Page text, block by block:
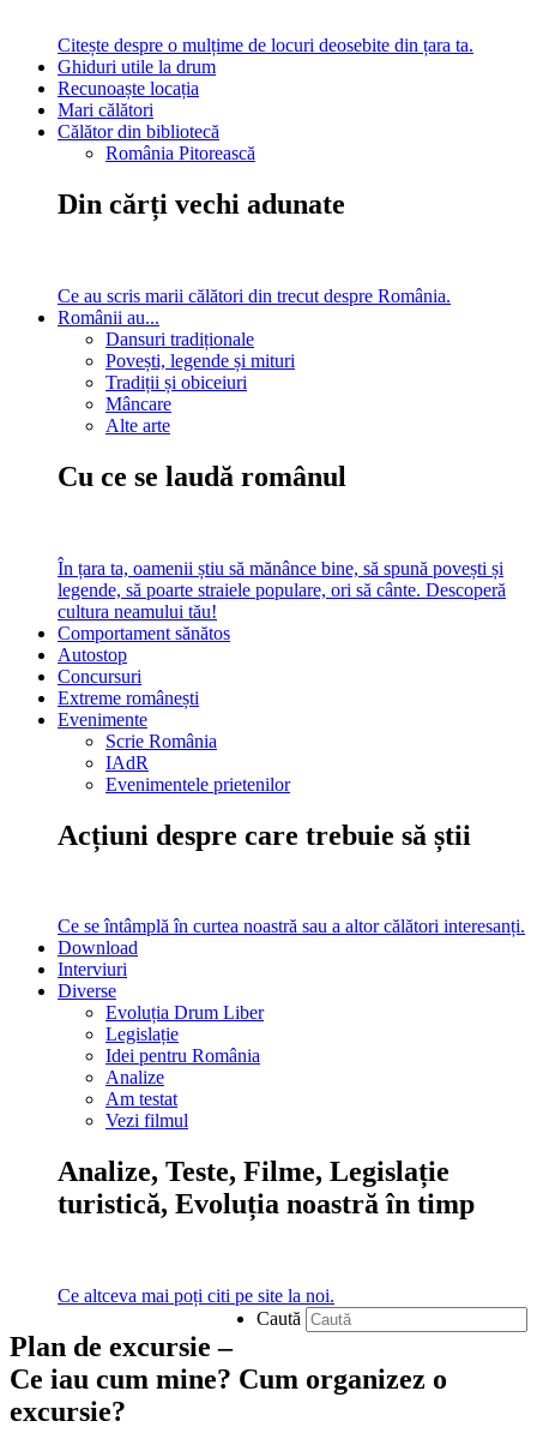
Citește despre o mulțime de locuri deosebite din țara ta.
Ghiduri utile la drum
Recunoaște locația
Mari călători
Călător din bibliotecă
România Pitorească
Din cărți vechi adunate
Ce au scris marii călători din trecut despre România.
Românii au...
Dansuri tradiționale
Povești, legende și mituri
Tradiții și obiceiuri
Mâncare
Alte arte
Cu ce se laudă românul
În țara ta, oamenii știu să mănânce bine, să spună povești și
legende, să poarte straiele populare, ori să cânte. Descoperă
cultura neamului tău!
Comportament sănătos
Autostop
Concursuri
Extreme românești
Evenimente
Scrie România
IAdR
Evenimentele prietenilor
Acțiuni despre care trebuie să știi
Ce se întâmplă în curtea noastră sau a altor călători interesanți.
Download
Interviuri
Diverse
Evoluția Drum Liber
Legislație
Idei pentru România
Analize
Am testat
Vezi filmul
Analize, Teste, Filme, Legislație
turistică, Evoluția noastră în timp
Ce altceva mai poți citi pe site la noi.
Caută
Plan de excursie –
Ce iau cum mine? Cum organizez o
excursie?